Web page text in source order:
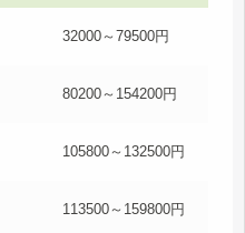
32000～79500円
80200～154200円
105800～132500円
113500～159800円